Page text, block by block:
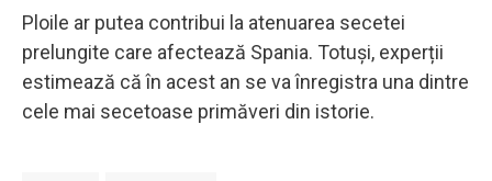
Ploile ar putea contribui la atenuarea secetei
prelungite care afectează Spania. Totuși, experții
estimează că în acest an se va înregistra una dintre
cele mai secetoase primăveri din istorie.